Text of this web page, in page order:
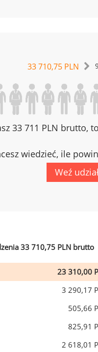
33 710,75 PLN
33 711 PLN brutto, to
wiedzieć, ile
Weź
33 710,75 PLN brutto
23 310,00
3 290,17
505,66
825,91
2 618,01